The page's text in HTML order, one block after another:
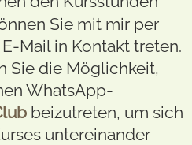
Sie mit mir per
Mail in Kontakt treten.
Sie die Möglichkeit,
WhatsApp-
beizutreten, um sich
untereinander